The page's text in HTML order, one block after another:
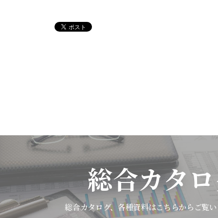
総合カタ
総合カタログ、各種資料はこちらからご覧